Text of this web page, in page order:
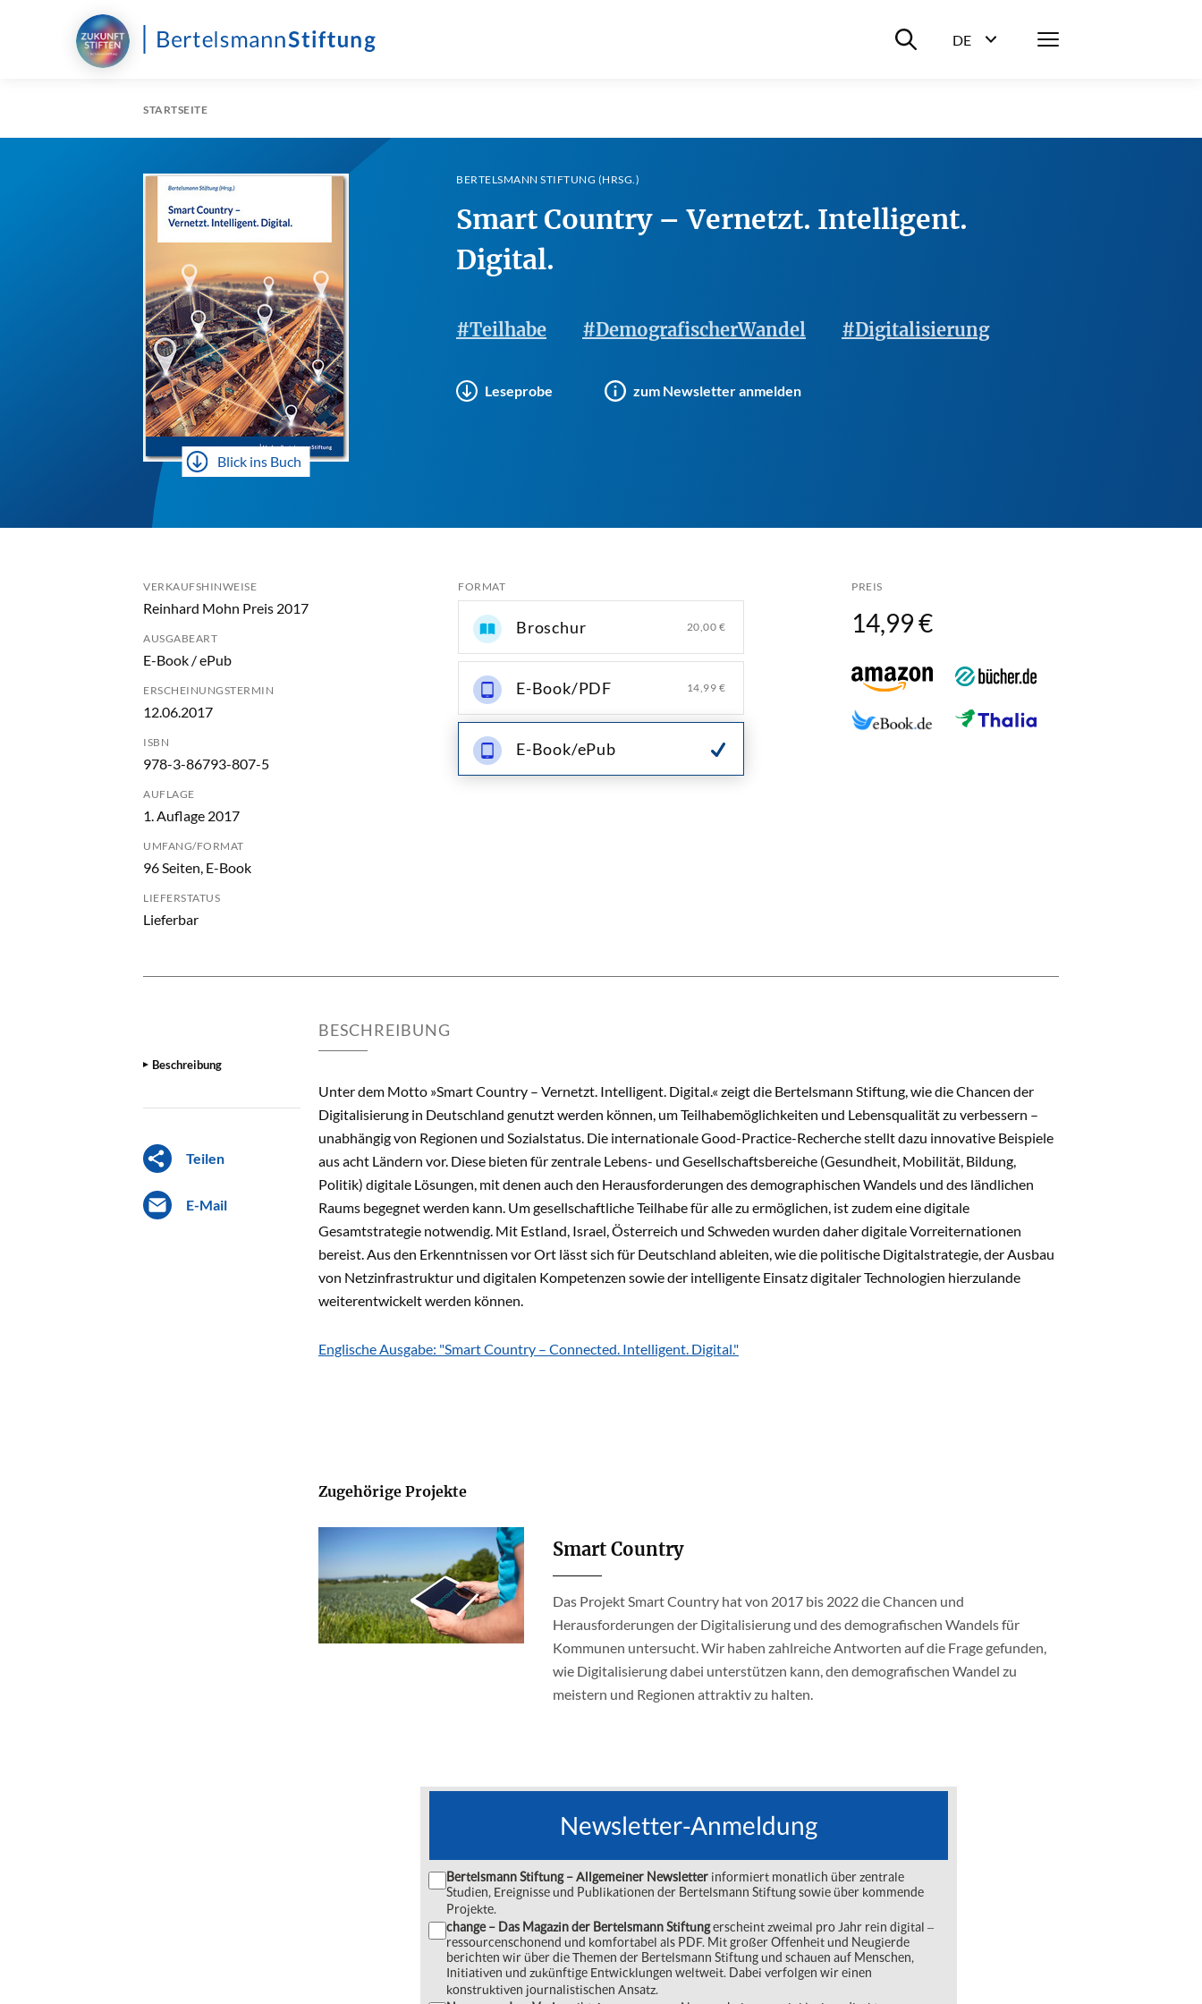
Suche ein-/ausblenden
DE
Menü
STARTSEITE
Blick ins Buch
BERTELSMANN STIFTUNG (HRSG.)
Smart Country – Vernetzt. Intelligent.
Digital.
#Teilhabe #DemografischerWandel #Digitalisierung
Leseprobe zum Newsletter anmelden
VERKAUFSHINWEISE
Reinhard Mohn Preis 2017
AUSGABEART
E-Book / ePub
ERSCHEINUNGSTERMIN
12.06.2017
ISBN
978-3-86793-807-5
AUFLAGE
1. Auflage 2017
UMFANG/FORMAT
96 Seiten, E-Book
LIEFERSTATUS
Lieferbar
FORMAT
Broschur 20,00 €
E-Book/PDF 14,99 €
E-Book/ePub
PREIS
14,99 €
Beschreibung
Teilen
E-Mail
BESCHREIBUNG
Unter dem Motto »Smart Country – Vernetzt. Intelligent. Digital.« zeigt die Bertelsmann Stiftung, wie die Chancen der
Digitalisierung in Deutschland genutzt werden können, um Teilhabemöglichkeiten und Lebensqualität zu verbessern –
unabhängig von Regionen und Sozialstatus. Die internationale Good-Practice-Recherche stellt dazu innovative Beispiele
aus acht Ländern vor. Diese bieten für zentrale Lebens- und Gesellschaftsbereiche (Gesundheit, Mobilität, Bildung,
Politik) digitale Lösungen, mit denen auch den Herausforderungen des demographischen Wandels und des ländlichen
Raums begegnet werden kann. Um gesellschaftliche Teilhabe für alle zu ermöglichen, ist zudem eine digitale
Gesamtstrategie notwendig. Mit Estland, Israel, Österreich und Schweden wurden daher digitale Vorreiternationen
bereist. Aus den Erkenntnissen vor Ort lässt sich für Deutschland ableiten, wie die politische Digitalstrategie, der Ausbau
von Netzinfrastruktur und digitalen Kompetenzen sowie der intelligente Einsatz digitaler Technologien hierzulande
weiterentwickelt werden können.
Englische Ausgabe: "Smart Country – Connected. Intelligent. Digital."
Zugehörige Projekte
Smart Country
Das Projekt Smart Country hat von 2017 bis 2022 die Chancen und
Herausforderungen der Digitalisierung und des demografischen Wandels für
Kommunen untersucht. Wir haben zahlreiche Antworten auf die Frage gefunden,
wie Digitalisierung dabei unterstützen kann, den demografischen Wandel zu
meistern und Regionen attraktiv zu halten.
Newsletter-Anmeldung
Bertelsmann Stiftung – Allgemeiner Newsletter informiert monatlich über zentrale
Studien, Ereignisse und Publikationen der Bertelsmann Stiftung sowie über kommende
Projekte.
change – Das Magazin der Bertelsmann Stiftungerscheint zweimal pro Jahr rein digital ‒
ressourcenschonend und komfortabel als PDF. Mit großer Offenheit und Neugierde
berichten wir über die Themen der Bertelsmann Stiftung und schauen auf Menschen,
Initiativen und zukünftige Entwicklungen weltweit. Dabei verfolgen wir einen
konstruktiven journalistischen Ansatz.